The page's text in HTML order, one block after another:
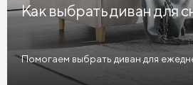
Кровати в современном стиле
Кровати в скандинавском стиле
Кровати в классическом стиле
Как выбрать диван для
Помогаем выбрать диван для